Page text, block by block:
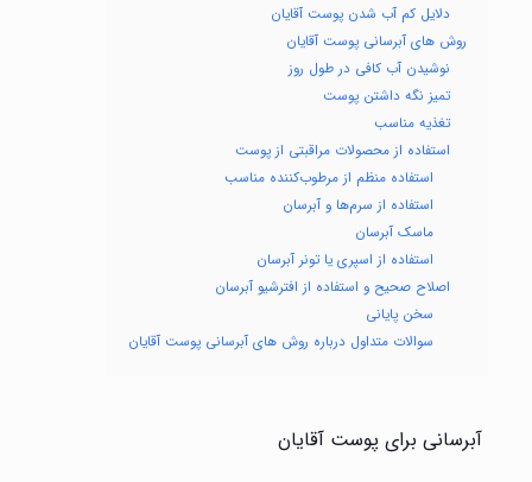
دلایل کم آب شدن پوست آقایان
روش های آبرسانی پوست آقایان
نوشیدن آب کافی در طول روز
تمیز نگه داشتن پوست
تغذیه مناسب
استفاده از محصولات مراقبتی از پوست
استفاده منظم از مرطوب‌کننده مناسب
استفاده از سرم‌ها و آبرسان‌
ماسک‌ آبرسان
استفاده از اسپری یا تونر آبرسان
اصلاح صحیح و استفاده از افترشیو آبرسان
سخن پایانی
سوالات متداول درباره روش های آبرسانی پوست آقایان
آبرسانی برای پوست آقایان